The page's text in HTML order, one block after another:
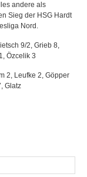
andere als
Sieg der HSG Hardt
Nord.
9/2, Grieb 8,
Özcelik 3
2, Leufke 2, Göpper
Glatz